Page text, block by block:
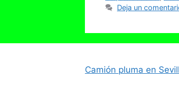
Deja un
Camión pluma en